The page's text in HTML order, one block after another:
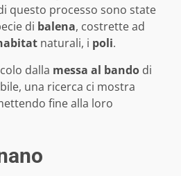
questo processo sono state
di balena, costrette ad
naturali, i poli.
dalla messa al bando di
una ricerca ci mostra
fine alla loro